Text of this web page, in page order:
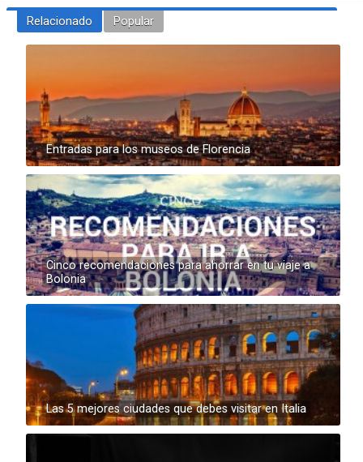
Relacionado Popular
Entradas para los museos de Florencia
Cinco recomendaciones para ahorrar en tu viaje a
Bolonia
Las 5 mejores ciudades que debes visitar en Italia